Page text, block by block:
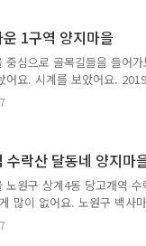
크지 않은 곳이었어요. 게
있는 곳이었어요. '이화동
로구 이화동 낙산 국민주택
1구역 양지마을
심으로 골목길들을 들어
요. 시계를 보았어요.
가 떠 있었어요. 마을 중앙
사진을 찍으니 역광이라 집
장위 뉴타운, 서대문구 북
획을 재개발해서 깔끔한 도
는 사업이에요. 서울의 뉴
락산 달동네 양지마
원구 상계4동 당고개역 수
많이 없어요. 노원구 백사
있어요. 그에 비해 양지마
은 노원구 상계4동 당고개